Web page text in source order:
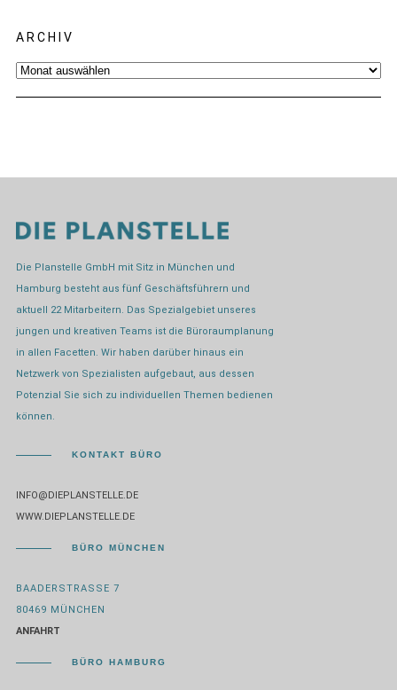
ARCHIV
Archiv
Die Planstelle GmbH mit Sitz in München und
Hamburg besteht aus fünf Geschäftsführern und
aktuell 22 Mitarbeitern. Das Spezialgebiet unseres
jungen und kreativen Teams ist die Büroraumplanung
in allen Facetten. Wir haben darüber hinaus ein
Netzwerk von Spezialisten aufgebaut, aus dessen
Potenzial Sie sich zu individuellen Themen bedienen
können.
KONTAKT BÜRO
INFO@DIEPLANSTELLE.DE
WWW.DIEPLANSTELLE.DE
BÜRO MÜNCHEN
BAADERSTRASSE 7
80469 MÜNCHEN
ANFAHRT
BÜRO HAMBURG